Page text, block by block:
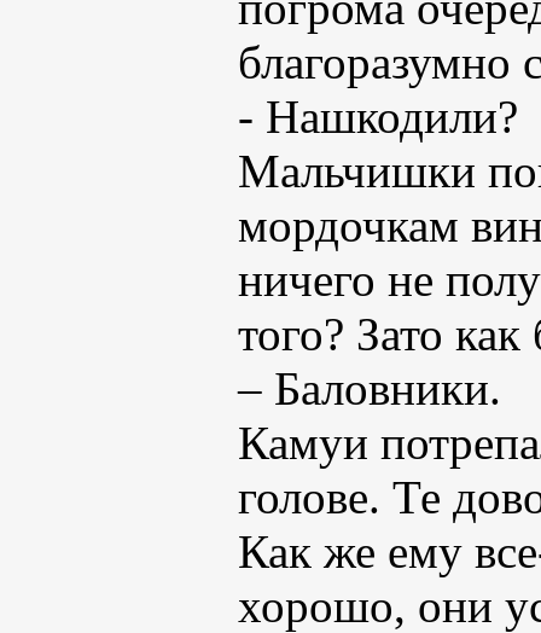
благоразумно
- Нашкодили?
Мальчишки
мордочкам
ничего не
того? Зато
– Баловники.
Камуи
голове. Те
Как же ему
хорошо, они